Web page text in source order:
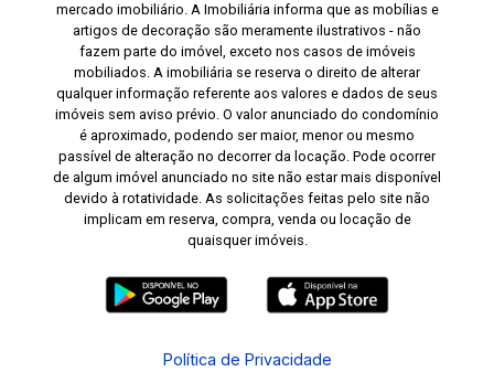
mercado imobiliário. A Imobiliária informa que as mobílias e
artigos de decoração são meramente ilustrativos - não
fazem parte do imóvel, exceto nos casos de imóveis
mobiliados. A imobiliária se reserva o direito de alterar
qualquer informação referente aos valores e dados de seus
imóveis sem aviso prévio. O valor anunciado do condomínio
é aproximado, podendo ser maior, menor ou mesmo
passível de alteração no decorrer da locação. Pode ocorrer
de algum imóvel anunciado no site não estar mais disponível
devido à rotatividade. As solicitações feitas pelo site não
implicam em reserva, compra, venda ou locação de
quaisquer imóveis.
Política de Privacidade